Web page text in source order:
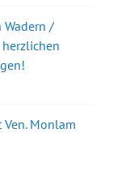
/
Monlam